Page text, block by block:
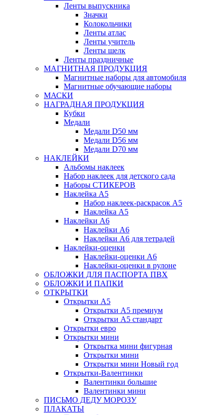
Ленты выпускника
Значки
Колокольчики
Ленты атлас
Ленты учитель
Ленты шелк
Ленты праздничные
МАГНИТНАЯ ПРОДУКЦИЯ
Магнитные наборы для автомобиля
Магнитные обучающие наборы
МАСКИ
НАГРАДНАЯ ПРОДУКЦИЯ
Кубки
Медали
Медали D50 мм
Медали D56 мм
Медали D70 мм
НАКЛЕЙКИ
Альбомы наклеек
Набор наклеек для детского сада
Наборы СТИКЕРОВ
Наклейка А5
Набор наклеек-раскрасок А5
Наклейка А5
Наклейки А6
Наклейки А6
Наклейки А6 для тетрадей
Наклейки-оценки
Наклейки-оценки А6
Наклейки-оценки в рулоне
ОБЛОЖКИ ДЛЯ ПАСПОРТА ПВХ
ОБЛОЖКИ И ПАПКИ
ОТКРЫТКИ
Открытки А5
Открытки А5 премиум
Открытки А5 стандарт
Открытки евро
Открытки мини
Открытка мини фигурная
Открытки мини
Открытки мини Новый год
Открытки-Валентинки
Валентинки большие
Валентинки мини
ПИСЬМО ДЕДУ МОРОЗУ
ПЛАКАТЫ